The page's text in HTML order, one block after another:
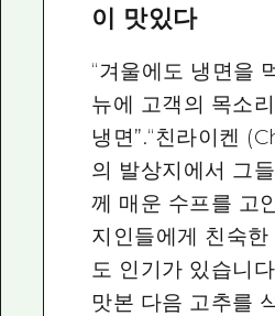
이 맛있다
“겨울에도 냉면을
뉴에 고객의 목소
냉면”.“친라이켄
의 발상지에서 그
께 매운 수프를 고
지인들에게 친숙
도 인기가 있습니
맛본 다음 고추를